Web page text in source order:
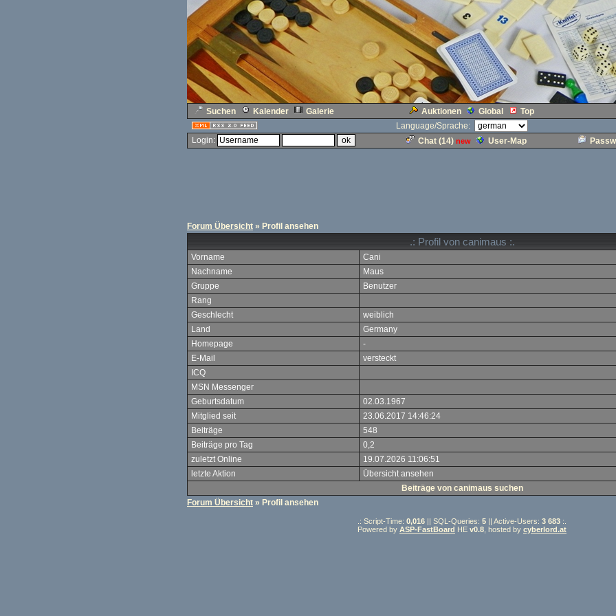
Suchen Kalender Galerie Auktionen Global Top
Language/Sprache:
Login:
Chat (14) new User-Map
Forum Übersicht » Profil ansehen
.: Profil von canimaus :.
Vorname
Cani
Nachname
Maus
Gruppe
Benutzer
Rang
Geschlecht
weiblich
Land
Germany
Homepage
-
E-Mail
versteckt
ICQ
MSN Messenger
Geburtsdatum
02.03.1967
Mitglied seit
23.06.2017 14:46:24
Beiträge
548
Beiträge pro Tag
0,2
zuletzt Online
19.07.2026 11:06:51
letzte Aktion
Übersicht ansehen
Beiträge von canimaus suchen
Forum Übersicht » Profil ansehen
.: Script-Time: 0,016 || SQL-Queries: 5 || Active-Users: 3 683 :.
Powered by ASP-FastBoard HE v0.8 , hosted by cyberlord.at